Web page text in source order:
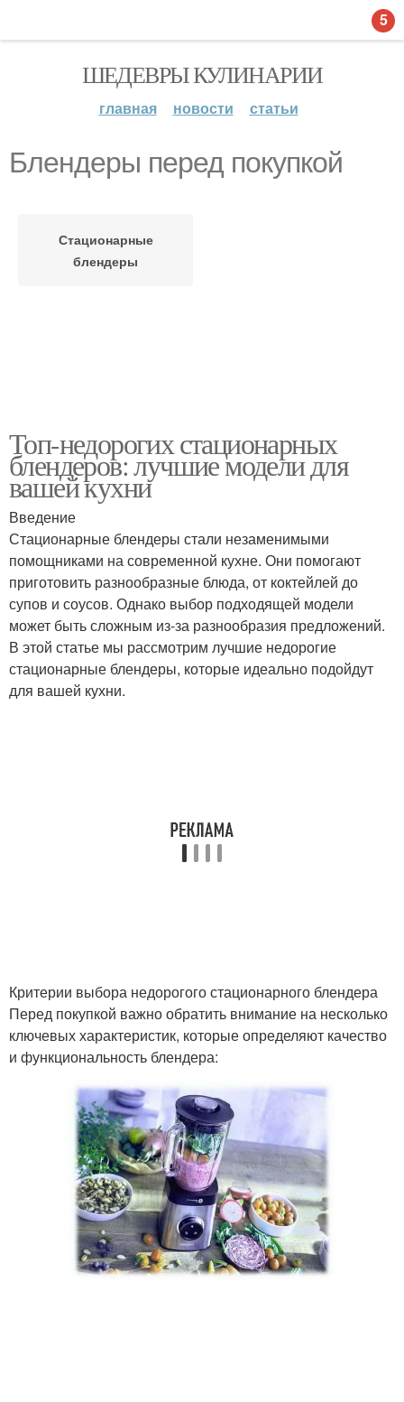
ШЕДЕВРЫ КУЛИНАРИИ
главная новости статьи
Блендеры перед покупкой
Стационарные
блендеры
Топ-недорогих стационарных
блендеров: лучшие модели для
вашей кухни
Введение
Стационарные блендеры стали незаменимыми
помощниками на современной кухне. Они помогают
приготовить разнообразные блюда, от коктейлей до
супов и соусов. Однако выбор подходящей модели
может быть сложным из-за разнообразия предложений.
В этой статье мы рассмотрим лучшие недорогие
стационарные блендеры, которые идеально подойдут
для вашей кухни.
Критерии выбора недорогого стационарного блендера
Перед покупкой важно обратить внимание на несколько
ключевых характеристик, которые определяют качество
и функциональность блендера:
5